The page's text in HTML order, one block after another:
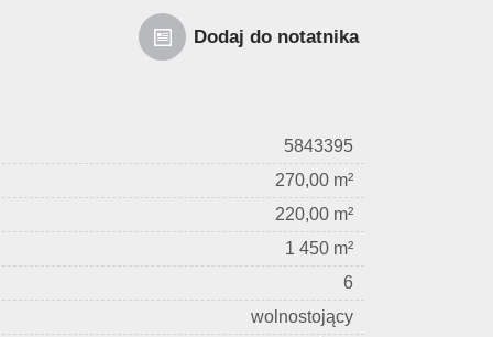
Dodaj do notatnika
5843395
270,00 m²
220,00 m²
1 450 m²
6
wolnostojący